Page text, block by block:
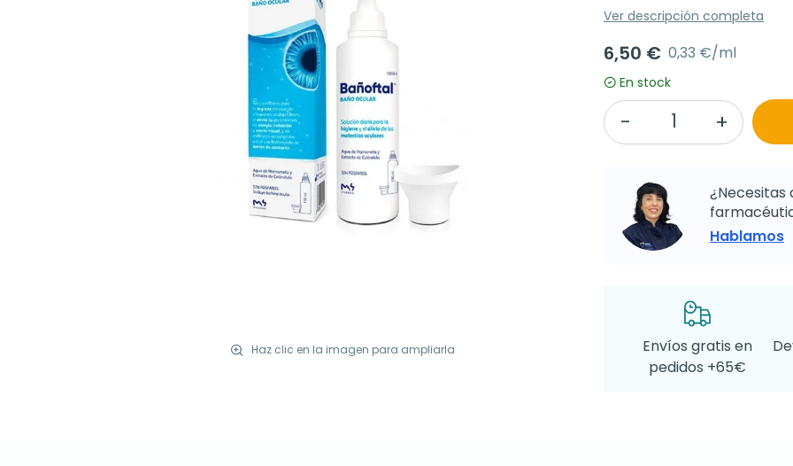
Haz clic en la imagen para ampliarla
Ver descripción completa
6,50 € 0,33 €/ml
En stock
¿Necesitas
Hablamos
Envíos gratis en
pedidos +65€